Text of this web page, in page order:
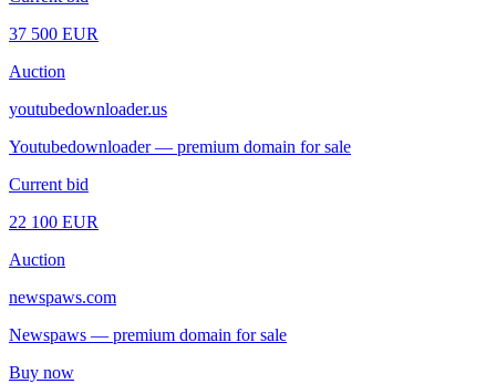
37 500 EUR
Auction
youtubedownloader.us
Youtubedownloader — premium domain for sale
Current bid
22 100 EUR
Auction
newspaws.com
Newspaws — premium domain for sale
Buy now